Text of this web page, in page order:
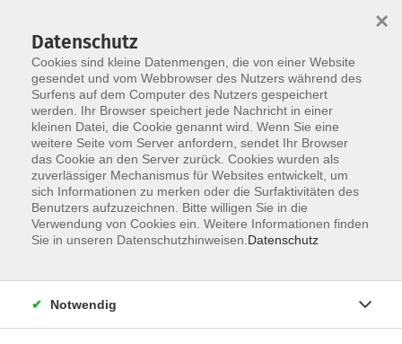
Skip to main content
Der Kurs konnte nicht gefunden werden.
Datenschutz
Cookies sind kleine Datenmengen, die von einer Website
gesendet und vom Webbrowser des Nutzers während des
Surfens auf dem Computer des Nutzers gespeichert
werden. Ihr Browser speichert jede Nachricht in einer
kleinen Datei, die Cookie genannt wird. Wenn Sie eine
weitere Seite vom Server anfordern, sendet Ihr Browser
das Cookie an den Server zurück. Cookies wurden als
zuverlässiger Mechanismus für Websites entwickelt, um
sich Informationen zu merken oder die Surfaktivitäten des
Benutzers aufzuzeichnen. Bitte willigen Sie in die
Verwendung von Cookies ein. Weitere Informationen finden
Sie in unseren Datenschutzhinweisen. Datenschutz
×
Notwendig